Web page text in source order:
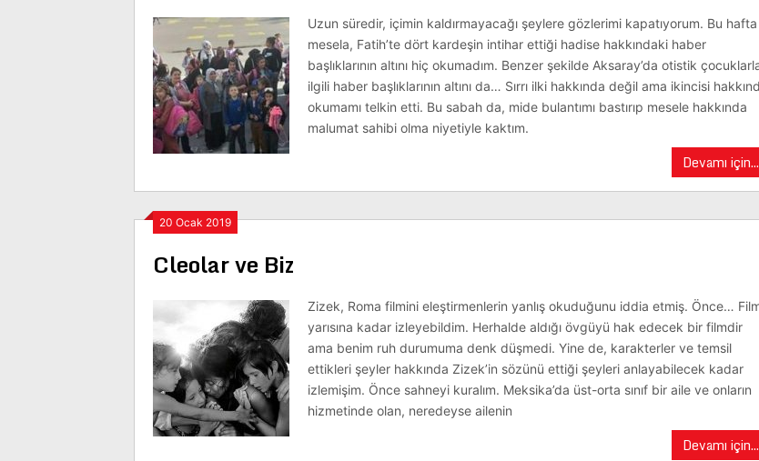
Uzun süredir, içimin kaldırmayacağı şeylere gözlerimi kapatıyorum. Bu hafta
mesela, Fatih’te dört kardeşin intihar ettiği hadise hakkındaki haber
başlıklarının altını hiç okumadım. Benzer şekilde Aksaray’da otistik
ilgili haber başlıklarının altını da… Sırrı ilki hakkında değil ama ikincisi
okumamı telkin etti. Bu sabah da, mide bulantımı bastırıp mesele hakkında
malumat sahibi olma niyetiyle kaktım.
Devamı için...
20 Ocak 2019
Cleolar ve Biz
Zizek, Roma filmini eleştirmenlerin yanlış okuduğunu iddia etmiş. Önce…
yarısına kadar izleyebildim. Herhalde aldığı övgüyü hak edecek bir filmdir
ama benim ruh durumuma denk düşmedi. Yine de, karakterler ve temsil
ettikleri şeyler hakkında Zizek’in sözünü ettiği şeyleri anlayabilecek kadar
izlemişim. Önce sahneyi kuralım. Meksika’da üst-orta sınıf bir aile ve onların
hizmetinde olan, neredeyse ailenin
Devamı için...